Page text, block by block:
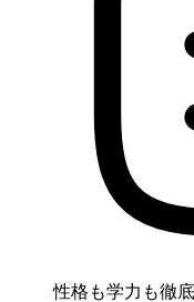
性格も学力も徹